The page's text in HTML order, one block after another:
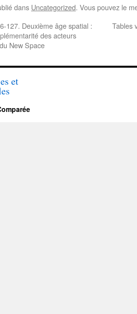
dans Uncategorized. Vous pouvez le
127. Deuxième âge spatial :
des acteurs
New Space
Tables
et